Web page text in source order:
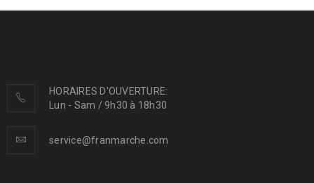
HORAIRES D'OUVERTURE:
Lun - Sam / 9h30 à 18h30
service@franmarche.com